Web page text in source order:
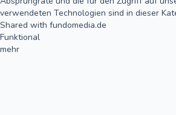
verwendeten Technologien sind in dieser
Shared with fundomedia.de
Funktional
mehr